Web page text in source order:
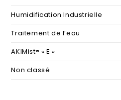
Humidification Industrielle
Traitement de l’eau
AKIMist® « E »
Non classé